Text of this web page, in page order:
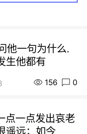
他一句为什么.
生他都有
156 0
点一点发出哀老
遥远；如今